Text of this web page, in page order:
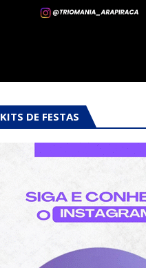
KITS DE FESTAS